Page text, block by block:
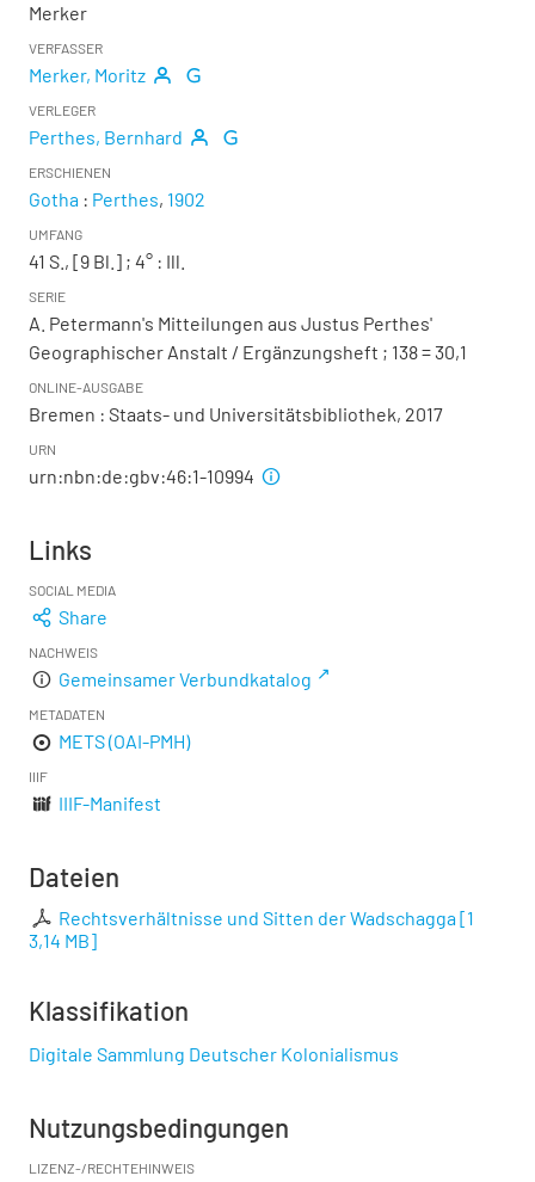
Merker
VERFASSER
Merker, Moritz
VERLEGER
Perthes, Bernhard
ERSCHIENEN
Gotha : Perthes, 1902
UMFANG
41 S., [9 Bl.] ; 4° : Ill.
SERIE
A. Petermann's Mitteilungen aus Justus Perthes'
Geographischer Anstalt / Ergänzungsheft ; 138 = 30,1
ONLINE-AUSGABE
Bremen : Staats- und Universitätsbibliothek, 2017
URN
urn:nbn:de:gbv:46:1-10994
Links
SOCIAL MEDIA
Share
NACHWEIS
Gemeinsamer Verbundkatalog
METADATEN
METS (OAI-PMH)
IIIF
IIIF-Manifest
Dateien
Rechtsverhältnisse und Sitten der Wadschagga[1
3,14 MB]
Klassifikation
Digitale Sammlung Deutscher Kolonialismus
Nutzungsbedingungen
LIZENZ-/RECHTEHINWEIS